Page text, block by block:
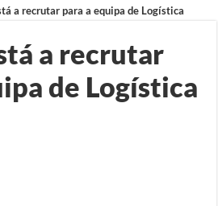
a recrutar para a equipa de Logística
a recrutar
de Logística